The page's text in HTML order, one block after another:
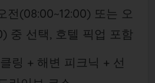
전(08:00~12:00) 또는 오
중 선택, 호텔 픽업 포함
링 + 해변 피크닉 + 선